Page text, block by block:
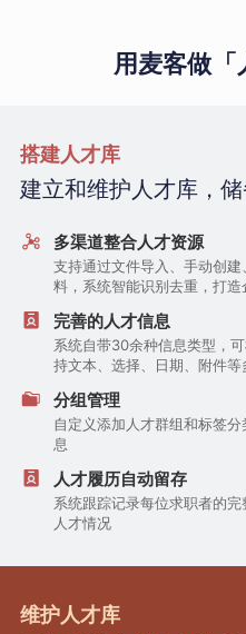
用麦客做「
搭建人才库
建立和维护人才库，
多渠道整合人才资源
支持通过文件导入、手动创
料，系统智能识别去重，打
完善的人才信息
系统自带30余种信息类型，
持文本、选择、日期、附件等
分组管理
自定义添加人才群组和标签
息
人才履历自动留存
系统跟踪记录每位求职者的
人才情况
维护人才库